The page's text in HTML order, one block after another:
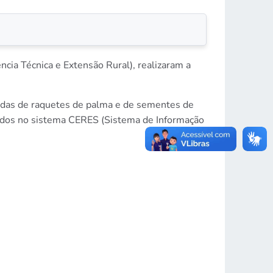
Técnica e Extensão Rural), realizaram a
de raquetes de palma e de sementes de
no sistema CERES (Sistema de Informação